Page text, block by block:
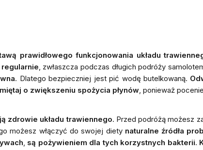
prawidłowego funkcjonowania układu
, zwłaszcza podczas długich podróży
. Dlatego bezpieczniej jest pić wodę butelkowaną.
o zwiększeniu spożycia płynów , ponieważ
zdrowie układu trawiennego. Przed podróżą możesz
możesz włączyć do swojej diety naturalne źródła
są pożywieniem dla tych korzystnych bakterii.